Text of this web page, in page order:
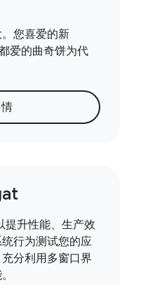
您喜爱的新
爱的曲奇饼为代
提升性能、生产效
行为测试您的应
分利用多窗口界